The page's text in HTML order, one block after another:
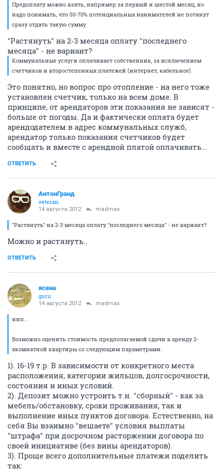
Предоплату можно взять, например за первый и шестой месяц, но
надо понимать, что 50-70% потенциальных нанимателей не потянут
сразу отдать такую сумму.
"Растянуть" на 2-3 месяца оплату "последнего
месяца" - не вариант?
Коммунальные услуги оплачивает собственник, за исключением
счетчиков и второстепенных платежей (интернет, кабельное).
Это понятно, но вопрос про отопление - на него тоже
установлен счетчик, только на всем доме. В
принципе, от арендаторов эти показания не зависят -
больше от погоды. Да и фактически оплата будет
арендодателем в адрес коммунальных служб,
арендатор только показания счетчиков будет
сообщать и вместе с арендной платой оплачивать...
ОТВЕТИТЬ
АнтонГранд
veteran
14 августа 2012 madmax
"Растянуть" на 2-3 месяца оплату "последнего месяца" - не вариант?
Можно и растянуть..
ОТВЕТИТЬ
ясена
guru
14 августа 2012 madmax
ннп...
Возможно оценить стоимость предполагаемой сдачи в аренду 2-
хкомнатной квартиры со следующим параметрами:
1). 16-19 т.р. В зависимости от конкретного места
расположения, категории жильцов, долгосрочности,
состояния и иных условий.
2). Депозит можно устроить т.н. "сборный" - как за
мебель/обстановку, сроки проживания, так и
выполнение иных пунктов договора. Естественно, на
себя Вы взаимно "вешаете" условия выплаты
"штрафа" при досрочном расторжении договора по
своей инициативе (без вины арендаторов).
3). Проще всего дополнительные платежи поделить
так: